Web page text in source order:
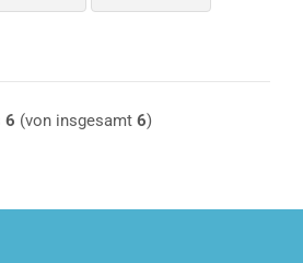
6 (von insgesamt 6)